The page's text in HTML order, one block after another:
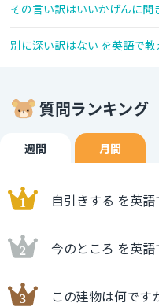
その言い訳はいいかげんに聞
別に深い訳はない を英語で教
質問ランキング
週間 月間
自引きする を英
今のところ を英
この建物は何です